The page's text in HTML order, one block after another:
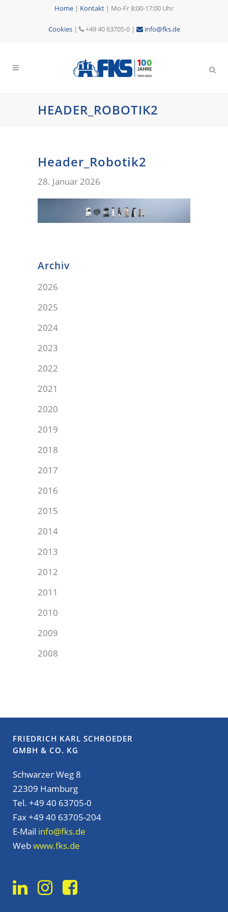
Home | Kontakt | Mo-Fr 8:00-17:00 Uhr
Cookies| +49 40 63705-0 | info@fks.de
HEADER_ROBOTIK2
Header_Robotik2
28. Januar 2026
Archiv
2026
2025
2024
2023
2022
2021
2020
2019
2018
2017
2016
2015
2014
2013
2012
2011
2010
2009
2008
FRIEDRICH KARL SCHROEDER
GMBH & CO. KG
Schwarzer Weg 8
22309 Hamburg
Tel. +49 40 63705-0
Fax +49 40 63705-204
E-Mail info@fks.de
Webwww.fks.de